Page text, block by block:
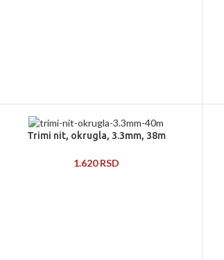
Trimi nit, okrugla, 3.3mm, 38m
1.620RSD